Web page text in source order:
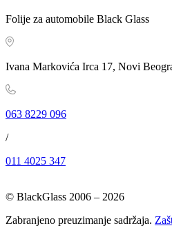
Folije za automobile Black Glass
Ivana Markovića Irca 17, Novi
063 8229 096
/
011 4025 347
© BlackGlass 2006 – 2026
Zabranjeno preuzimanje sadržaja.